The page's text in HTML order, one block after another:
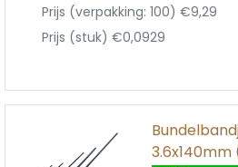
Prijs (verpakking: 100) €9,29
Prijs (stuk) €0,0929
3.6x140mm